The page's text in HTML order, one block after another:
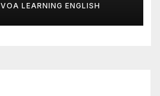
VOA LEARNING ENGLISH